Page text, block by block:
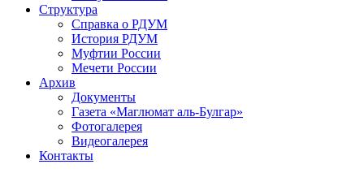
Структура
Справка о РДУМ
История РДУМ
Муфтии России
Мечети России
Архив
Документы
Газета «Маглюмат аль-Булгар»
Фотогалерея
Видеогалерея
Контакты